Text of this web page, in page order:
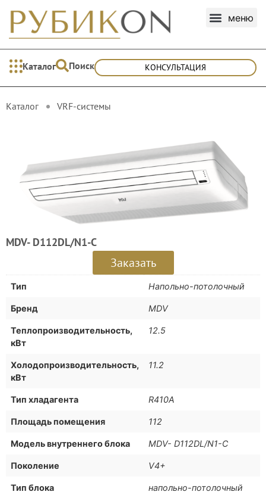
Каталог Поиск КОНСУЛЬТАЦИЯ
Каталог VRF-cистемы
MDV- D112DL/N1-C
Заказать
Тип Напольно-потолочный
Бренд MDV
Теплопроизводительность,
кВт
12.5
Холодопроизводительность,
кВт
11.2
Тип хладагента R410A
Площадь помещения 112
Модель внутреннего блока MDV- D112DL/N1-C
Поколение V4+
Тип блока напольно-потолочный